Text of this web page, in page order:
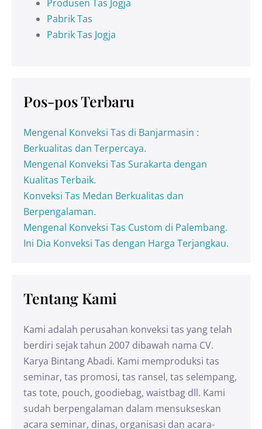
Produsen Tas Jogja
Pabrik Tas
Pabrik Tas Jogja
Pos-pos Terbaru
Mengenal Konveksi Tas di Banjarmasin :
Berkualitas dan Terpercaya.
Mengenal Konveksi Tas Surakarta dengan
Kualitas Terbaik.
Konveksi Tas Medan Berkualitas dan
Berpengalaman.
Mengenal Konveksi Tas Custom di Palembang.
Ini Dia Konveksi Tas dengan Harga Terjangkau.
Tentang Kami
Kami adalah perusahan konveksi tas yang telah
berdiri sejak tahun 2007 dibawah nama CV.
Karya Bintang Abadi. Kami memproduksi tas
seminar, tas promosi, tas ransel, tas selempang,
tas tote, pouch, goodiebag, waistbag dll. Kami
sudah berpengalaman dalam mensukseskan
acara seminar, dinas, organisasi dan acara-